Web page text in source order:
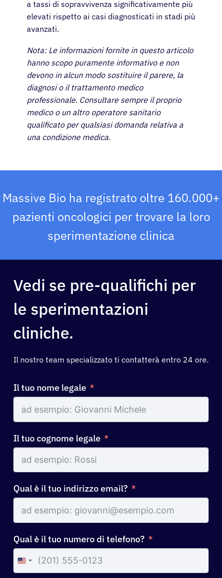
a tassi di sopravvivenza significativamente più
elevati rispetto ai casi diagnosticati in stadi più
avanzati.
Nota: Le informazioni fornite in questo articolo
hanno scopo puramente informativo e non
devono in alcun modo sostituire il parere, la
diagnosi o il trattamento medico
professionale. Consultare sempre il proprio
medico o un altro operatore sanitario
qualificato per qualsiasi domanda relativa a
una condizione medica.
Massive Bio ha registrato oltre 160.000+
pazienti oncologici per trovare la loro
sperimentazione clinica
Vedi se pre-qualifichi per
le sperimentazioni
cliniche.
Il nostro team specializzato ti contatterà entro 24 ore.
Il tuo nome legale
Il tuo cognome legale
Qual è il tuo indirizzo email?
Qual è il tuo numero di telefono?
United